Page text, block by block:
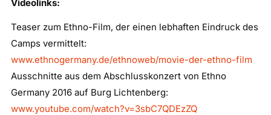
Videolinks:
Teaser zum Ethno-Film, der einen lebhaften Eindruck des
Camps vermittelt:
www.ethnogermany.de/ethnoweb/movie-der-ethno-film
Ausschnitte aus dem Abschlusskonzert von Ethno
Germany 2016 auf Burg Lichtenberg:
www.youtube.com/watch?v=3sbC7QDEzZQ